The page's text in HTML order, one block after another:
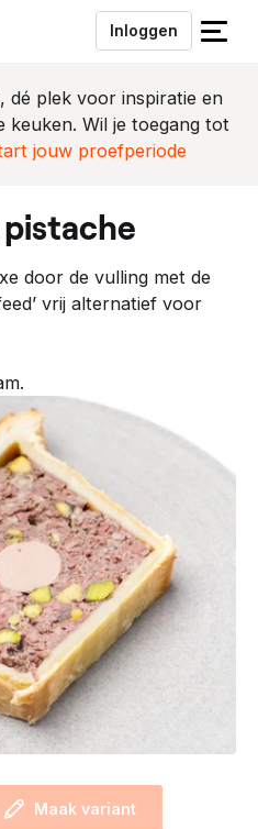
Inloggen
S
u
i
e
n
dé plek voor inspiratie en
keuken. Wil je toegang tot
jouw proefperiode
pistache
door de vulling met de
vrij alternatief voor
Maak variant